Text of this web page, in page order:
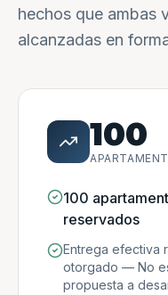
hechos que ambas
alcanzadas en
100
100
reservados
Entrega efectiva
otorgado — No
propuesta a